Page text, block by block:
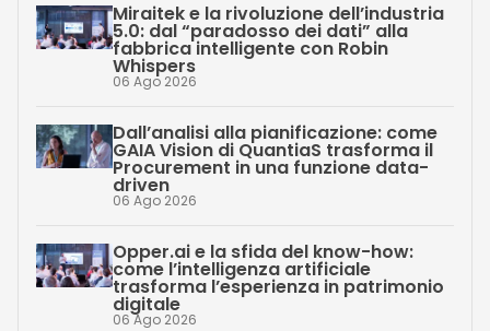
Miraitek e la rivoluzione dell’industria
5.0: dal “paradosso dei dati” alla
fabbrica intelligente con Robin
Whispers
06 Ago 2026
Dall’analisi alla pianificazione: come
GAIA Vision di QuantiaS trasforma il
Procurement in una funzione data-
driven
06 Ago 2026
Opper.ai e la sfida del know-how:
come l’intelligenza artificiale
trasforma l’esperienza in patrimonio
digitale
06 Ago 2026